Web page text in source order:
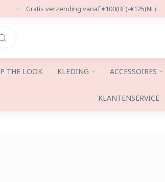
Gratis verzending vanaf €100(BE)-€125(NL)
THE LOOK KLEDING ACCESSOIRES
KLANTENSERVICE